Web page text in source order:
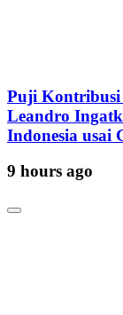
Puji Kontribusi
Leandro
Indonesia usai
9 hours ago